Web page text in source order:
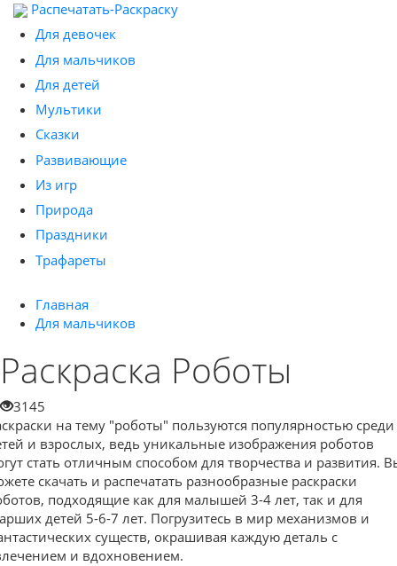
Распечатать-Раскраску
Для девочек
Для мальчиков
Для детей
Мультики
Сказки
Развивающие
Из игр
Природа
Праздники
Трафареты
Главная
Для мальчиков
Раскраска Роботы
3145
на тему "роботы" пользуются популярностью среди
и взрослых, ведь уникальные изображения роботов
стать отличным способом для творчества и развития.
скачать и распечатать разнообразные раскраски
подходящие как для малышей 3-4 лет, так и для
детей 5-6-7 лет. Погрузитесь в мир механизмов и
существ, окрашивая каждую деталь с
и вдохновением.